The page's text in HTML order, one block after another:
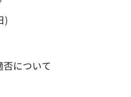
)
について